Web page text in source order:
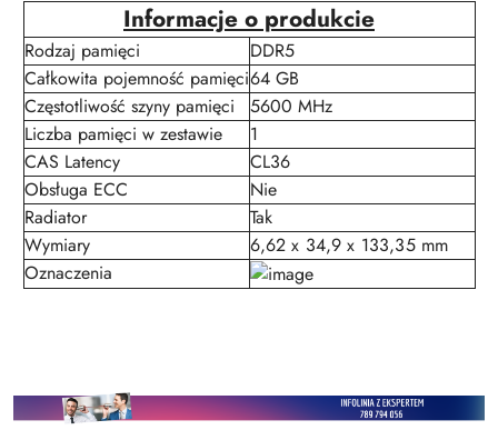
Informacje o produkcie
Rodzaj pamięci
DDR5
Całkowita pojemność pamięci64 GB
Częstotliwość szyny pamięci
5600 MHz
Liczba pamięci w zestawie
1
CAS Latency
CL36
Obsługa ECC
Nie
Radiator
Tak
Wymiary
6,62 x 34,9 x 133,35 mm
Oznaczenia